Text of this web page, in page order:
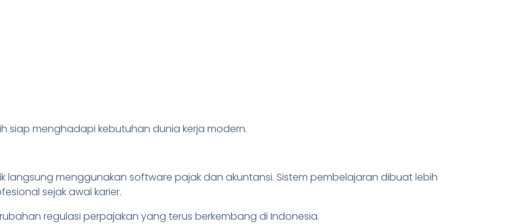
siap menghadapi kebutuhan dunia kerja modern.
langsung menggunakan software pajak dan akuntansi. Sistem pembelajaran dibuat lebih
sejak awal karier.
regulasi perpajakan yang terus berkembang di Indonesia.